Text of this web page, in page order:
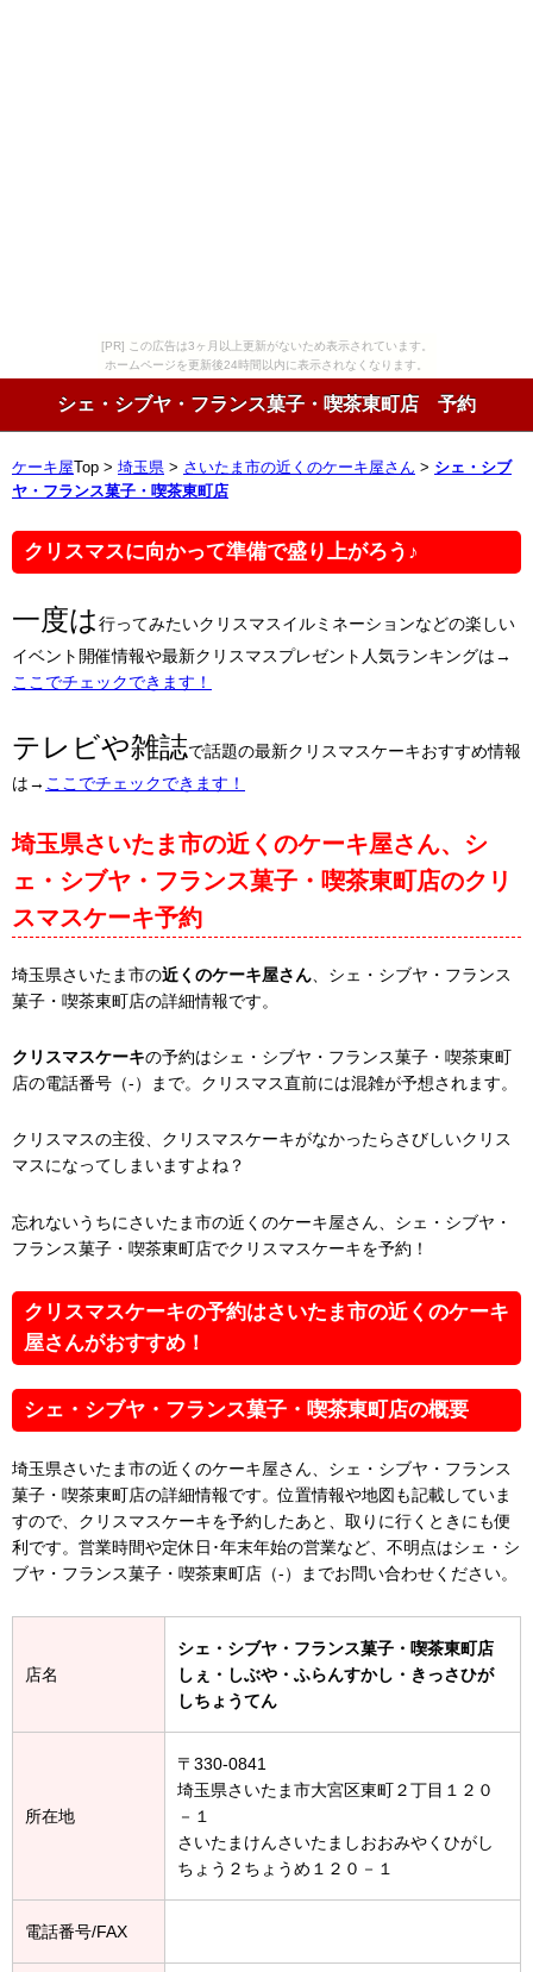
[PR] この広告は3ヶ月以上更新がないため表示されています。
ホームページを更新後24時間以内に表示されなくなります。
シェ・シブヤ・フランス菓子・喫茶東町店 予約
ケーキ屋 Top > 埼玉県 > さいたま市の近くのケーキ屋さん > シェ・シブ
ヤ・フランス菓子・喫茶東町店
クリスマスに向かって準備で盛り上がろう♪
一度は行ってみたいクリスマスイルミネーションなどの楽しい
イベント開催情報や最新クリスマスプレゼント人気ランキングは→
ここでチェックできます！
テレビや雑誌で話題の最新クリスマスケーキおすすめ情報
は→ ここでチェックできます！
埼玉県さいたま市の近くのケーキ屋さん、シ
ェ・シブヤ・フランス菓子・喫茶東町店のクリ
スマスケーキ予約
埼玉県さいたま市の近くのケーキ屋さん 、シェ・シブヤ・フランス
菓子・喫茶東町店の詳細情報です。
クリスマスケーキの予約はシェ・シブヤ・フランス菓子・喫茶東町
店の電話番号（-）まで。クリスマス直前には混雑が予想されます。
クリスマスの主役、クリスマスケーキがなかったらさびしいクリス
マスになってしまいますよね？
忘れないうちにさいたま市の近くのケーキ屋さん、シェ・シブヤ・
フランス菓子・喫茶東町店でクリスマスケーキを予約！
クリスマスケーキの予約はさいたま市の近くのケーキ
屋さんがおすすめ！
シェ・シブヤ・フランス菓子・喫茶東町店の概要
埼玉県さいたま市の近くのケーキ屋さん、シェ・シブヤ・フランス
菓子・喫茶東町店の詳細情報です。位置情報や地図も記載していま
すので、クリスマスケーキを予約したあと、取りに行くときにも便
利です。営業時間や定休日･年末年始の営業など、不明点はシェ・シ
ブヤ・フランス菓子・喫茶東町店（-）までお問い合わせください。
店名
シェ・シブヤ・フランス菓子・喫茶東町店
しぇ・しぶや・ふらんすかし・きっさひが
しちょうてん
所在地
〒330-0841
埼玉県さいたま市大宮区東町２丁目１２０
－１
さいたまけんさいたましおおみやくひがし
ちょう２ちょうめ１２０－１
電話番号/FAX